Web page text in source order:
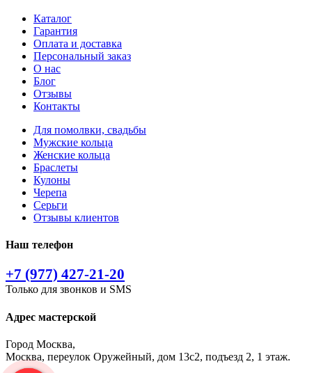
Каталог
Гарантия
Оплата и доставка
Персональный заказ
О нас
Блог
Отзывы
Контакты
Для помолвки, свадьбы
Мужские кольца
Женские кольца
Браслеты
Кулоны
Черепа
Серьги
Отзывы клиентов
Наш телефон
+7 (977) 427-21-20
Только для звонков и SMS
Адрес мастерской
Город Москва,
Москва, переулок Оружейный, дом 13с2, подъезд 2, 1 этаж.